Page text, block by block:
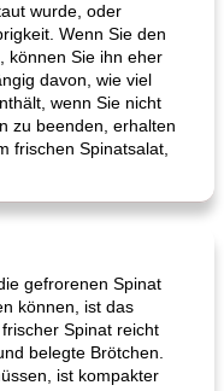
wurde, oder
Wenn Sie den
können Sie ihn eher
davon, wie viel
wenn Sie nicht
zu beenden, erhalten
frischen Spinatsalat,
gefrorenen Spinat
können, ist das
Spinat reicht
belegte Brötchen.
ist kompakter